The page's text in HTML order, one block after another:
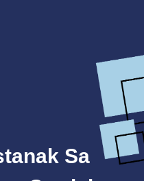
Sa